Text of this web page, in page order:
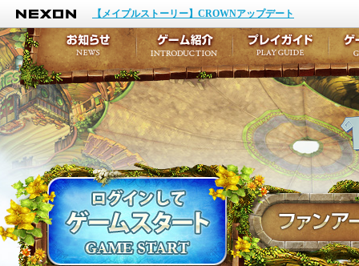
NEXON
【メイプルストーリー】CROWNアップデート
お知らせ
イベント
アップデート
メンテナンス
ゲーム紹介
キャラクター作成
テイルズ初級者講座
ここだけは知ってお